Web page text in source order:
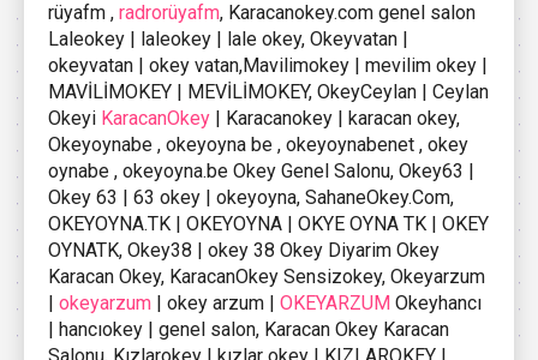
rüyafm , radrorüyafm, Karacanokey.com genel salon
Laleokey | laleokey | lale okey, Okeyvatan |
okeyvatan | okey vatan,Mavilimokey | mevilim okey |
MAVİLİMOKEY | MEVİLİMOKEY, OkeyCeylan | Ceylan
Okeyi KaracanOkey | Karacanokey | karacan okey,
Okeyoynabe , okeyoyna be , okeyoynabenet , okey
oynabe , okeyoyna.be Okey Genel Salonu, Okey63 |
Okey 63 | 63 okey | okeyoyna, SahaneOkey.Com,
OKEYOYNA.TK | OKEYOYNA | OKYE OYNA TK | OKEY
OYNATK, Okey38 | okey 38 Okey Diyarim Okey
Karacan Okey, KaracanOkey Sensizokey, Okeyarzum
okeyarzum | okey arzum | OKEYARZUM Okeyhancı
| hancıokey | genel salon, Karacan Okey Karacan